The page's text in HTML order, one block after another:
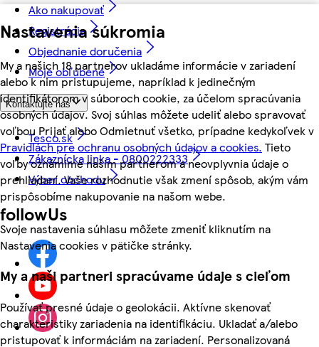
Nastavenia súkromia
My a našich 18 partnerov ukladáme informácie v zariadení
alebo k nim pristupujeme, napríklad k jedinečným
identifikátorom v súboroch cookie, za účelom spracúvania
osobných údajov. Svoj súhlas môžete udeliť alebo spravovať
voľbou Prijať alebo Odmietnuť všetko, prípadne kedykoľvek v
Pravidlách pre ochranu osobných údajov a cookies. Tieto
voľby oznámime našim partnerom a neovplyvnia údaje o
prehliadaní. Vaše rozhodnutie však zmení spôsob, akým vám
prispôsobíme nakupovanie na našom webe.
Svoje nastavenia súhlasu môžete zmeniť kliknutím na
Nastavenia cookies v pätičke stránky.
My a naši partneri spracúvame údaje s cieľom
Používať presné údaje o geolokácii. Aktívne skenovať
charakteristiky zariadenia na identifikáciu. Ukladať a/alebo
pristupovať k informáciám na zariadení. Personalizovaná
Ako nakupovať
Registrácia
Objednanie doručenia
Moje obľúbené
Kontaktujte nás
Tesco.sk
Zákaznícka linka - 0800222333
Výber obchodu
followUs